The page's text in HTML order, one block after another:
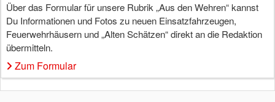
Über das Formular für unsere Rubrik „Aus den Wehren“ kannst
Du Informationen und Fotos zu neuen Einsatzfahrzeugen,
Feuerwehrhäusern und „Alten Schätzen“ direkt an die Redaktion
übermitteln.
Zum Formular